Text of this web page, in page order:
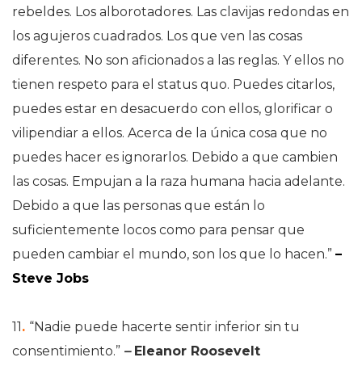
rebeldes. Los alborotadores. Las clavijas redondas en
los agujeros cuadrados. Los que ven las cosas
diferentes. No son aficionados a las reglas. Y ellos no
tienen respeto para el status quo. Puedes citarlos,
puedes estar en desacuerdo con ellos, glorificar o
vilipendiar a ellos. Acerca de la única cosa que no
puedes hacer es ignorarlos. Debido a que cambien
las cosas. Empujan a la raza humana hacia adelante.
Debido a que las personas que están lo
suficientemente locos como para pensar que
pueden cambiar el mundo, son los que lo hacen.” –
Steve Jobs
11. “Nadie puede hacerte sentir inferior sin tu
consentimiento.” – Eleanor Roosevelt